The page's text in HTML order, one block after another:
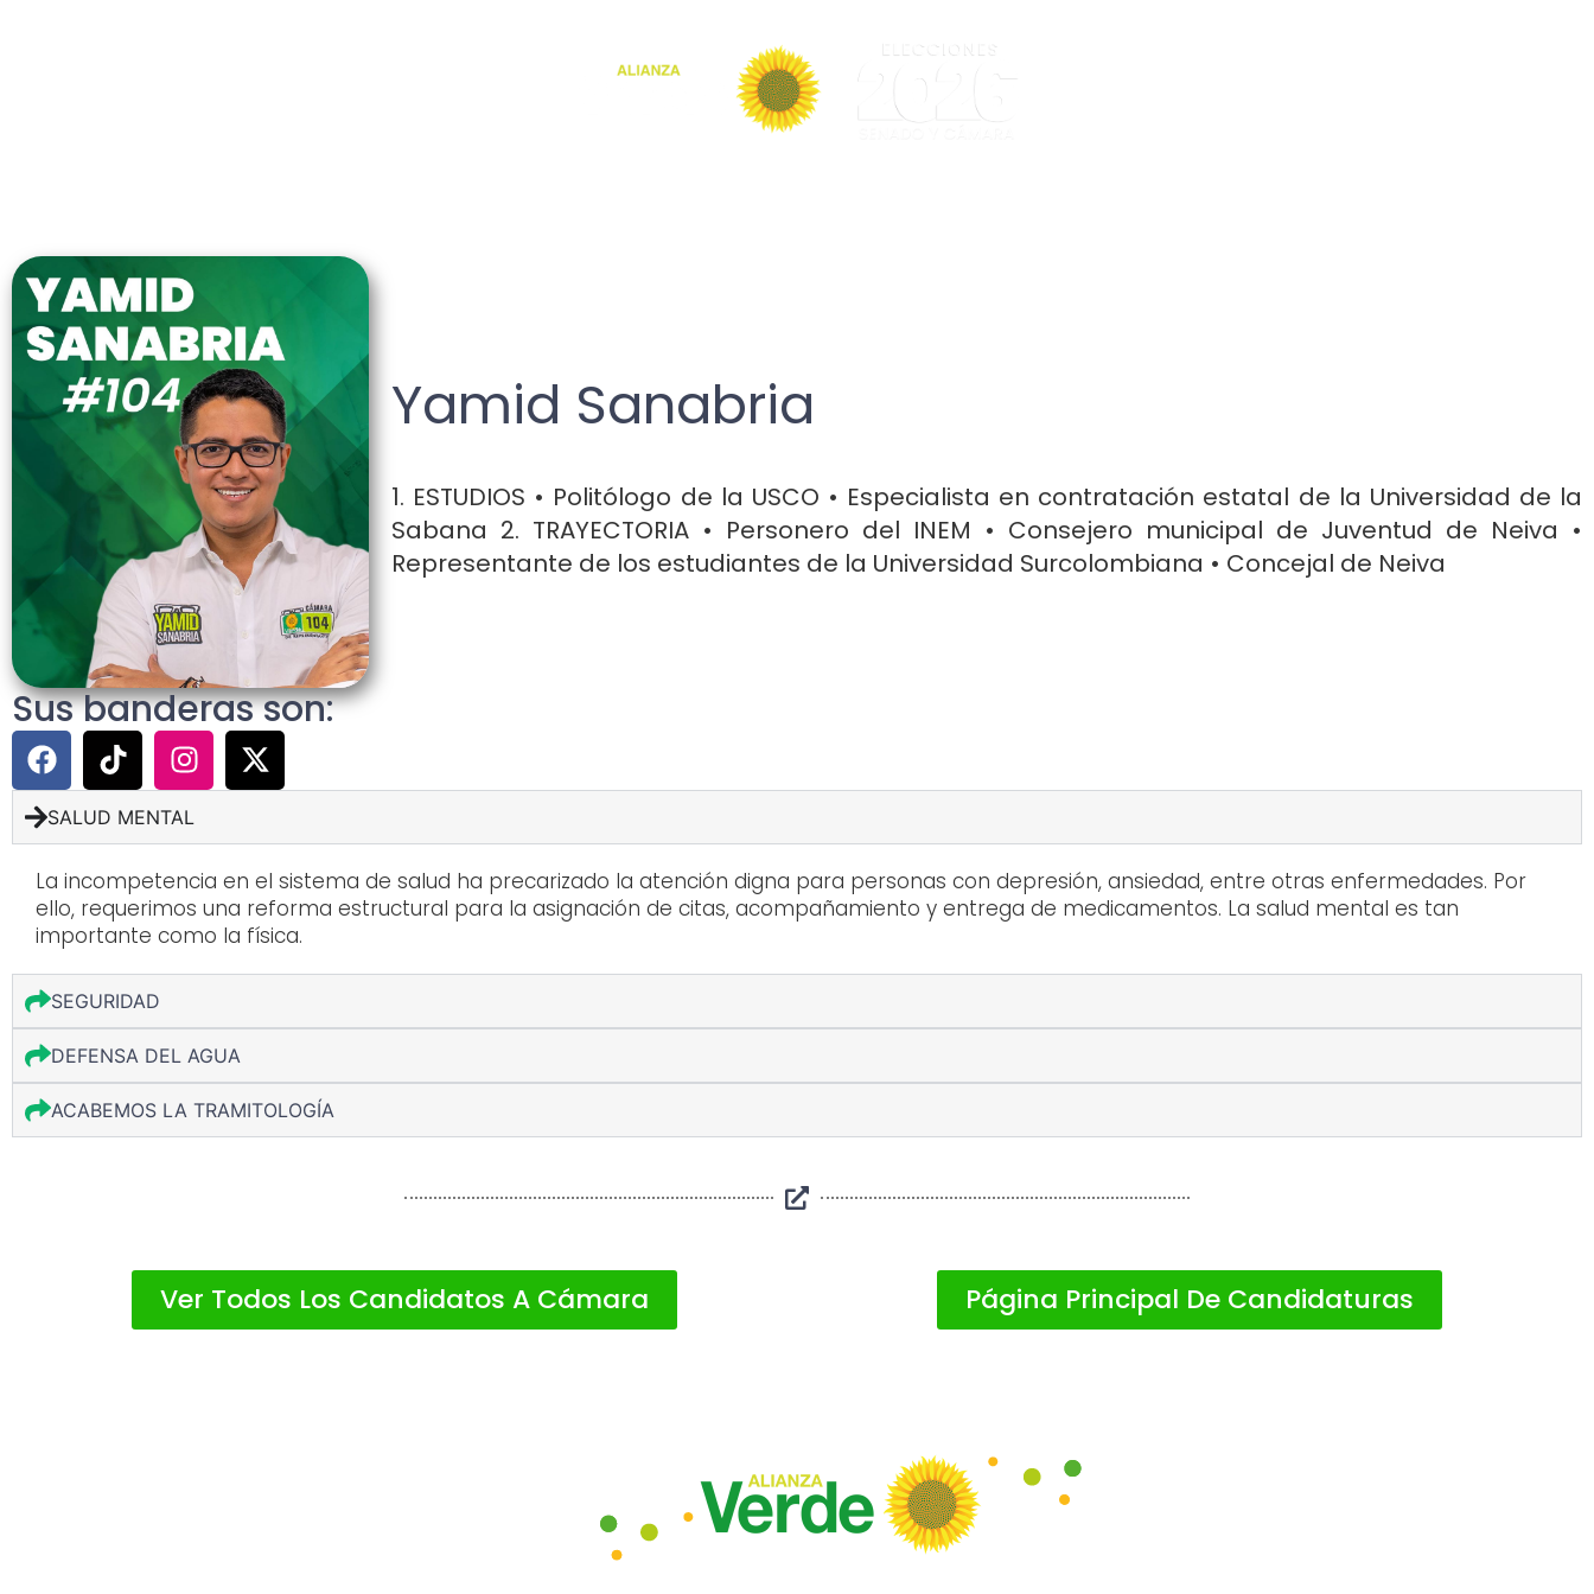
Yamid Sanabria
1. ESTUDIOS • Politólogo de la USCO • Especialista en contratación estatal de la Universidad de la
Sabana 2. TRAYECTORIA • Personero del INEM • Consejero municipal de Juventud de Neiva •
Representante de los estudiantes de la Universidad Surcolombiana • Concejal de Neiva
Sus banderas son:
SALUD MENTAL
La incompetencia en el sistema de salud ha precarizado la atención digna para personas con depresión, ansiedad, entre otras enfermedades. Por
ello, requerimos una reforma estructural para la asignación de citas, acompañamiento y entrega de medicamentos. La salud mental es tan
importante como la física.
SEGURIDAD
DEFENSA DEL AGUA
ACABEMOS LA TRAMITOLOGÍA
Ver Todos Los Candidatos A Cámara Página Principal De Candidaturas